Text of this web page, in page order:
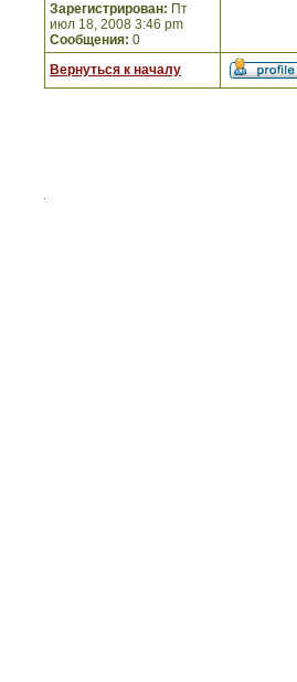
Зарегистрирован: Пт
июл 18, 2008 3:46 pm
Сообщения: 0
Вернуться к началу